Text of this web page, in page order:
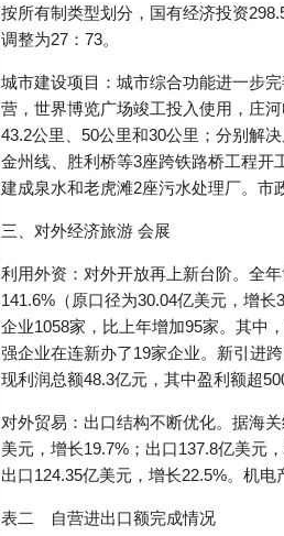
按所有制类型划分，国有经济投资
调整为27：73。
城市建设项目：城市综合功能进一步
营，世界博览广场竣工投入使用，庄
43.2公里、50公里和30公里；分别解
金州线、胜利桥等3座跨铁路桥工程开
建成泉水和老虎滩2座污水处理厂。市
三、对外经济旅游 会展
利用外资：对外开放再上新台阶。全
141.6%（原口径为30.04亿美元，增
企业1058家，比上年增加95家。其中
强企业在连新办了19家企业。新引进
现利润总额48.3亿元，其中盈利额超
对外贸易：出口结构不断优化。据海
美元，增长19.7%；出口137.8亿美元
出口124.35亿美元，增长22.5%。机
表二 自营进出口额完成情况